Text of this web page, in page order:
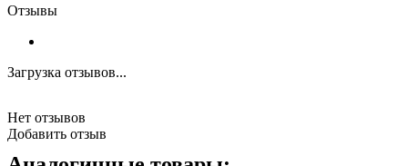
Отзывы
Загрузка отзывов...
Нет отзывов
Добавить отзыв